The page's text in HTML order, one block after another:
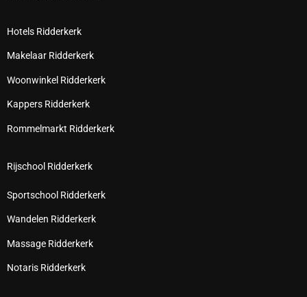
Hotels Ridderkerk
Makelaar Ridderkerk
Woonwinkel Ridderkerk
Kappers Ridderkerk
Rommelmarkt Ridderkerk
Rijschool Ridderkerk
Sportschool Ridderkerk
Wandelen Ridderkerk
Massage Ridderkerk
Notaris Ridderkerk